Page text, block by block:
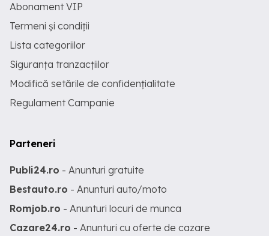
Abonament VIP
Termeni și condiții
Lista categoriilor
Siguranța tranzacțiilor
Modifică setările de confidențialitate
Regulament Campanie
Parteneri
Publi24.ro - Anunturi gratuite
Bestauto.ro - Anunturi auto/moto
Romjob.ro - Anunturi locuri de munca
Cazare24.ro - Anunturi cu oferte de cazare